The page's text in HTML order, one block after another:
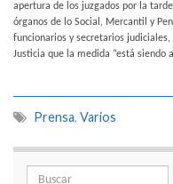
apertura de los juzgados por la
órganos de lo Social, Mercantil y
funcionarios y secretarios
Justicia que la medida “está siendo
Prensa, Varios
Search for: